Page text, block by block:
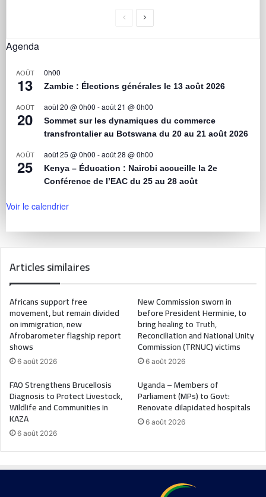
Agenda
AOÛT
13
0h00
Zambie : Élections générales le 13 août 2026
AOÛT
20
août 20 @ 0h00 -août 21 @ 0h00
Sommet sur les dynamiques du commerce
transfrontalier au Botswana du 20 au 21 août 2026
AOÛT
25
août 25 @ 0h00 -août 28 @ 0h00
Kenya – Éducation : Nairobi accueille la 2e
Conférence de l’EAC du 25 au 28 août
Voir le calendrier
Articles similaires
Africans support free
movement, but remain divided
on immigration, new
Afrobarometer flagship report
shows
6 août 2026
New Commission sworn in
before President Herminie, to
bring healing to Truth,
Reconciliation and National Unity
Commission (TRNUC) victims
6 août 2026
FAO Strengthens Brucellosis
Diagnosis to Protect Livestock,
Wildlife and Communities in
KAZA
6 août 2026
Uganda – Members of
Parliament (MPs) to Govt:
Renovate dilapidated hospitals
6 août 2026